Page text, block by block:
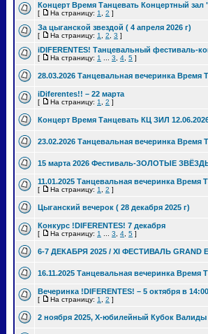
Концерт Время Танцевать Концертный
[ На страницу: 1 2 ]
За цыганской звездой ( 4 апреля 2026 г)
[ На страницу: 1 2 3 ]
iDIFERENTES! Танцевальный фестиваль-
[ На страницу: 1 3 4 5 ]
28.03.2026 Танцевальная вечеринка Время
iDiferentes!! – 22 марта
[ На страницу: 1 2 ]
Концерт Время Танцевать КЦ ЗИЛ
23.02.2026 Танцевальная вечеринка Время
15 марта 2026 Фестиваль-ЗОЛОТЫЕ
11.01.2025 Танцевальная вечеринка Время
[ На страницу: 1 2 ]
Цыганский вечерок ( 28 декабря 2025 г)
Конкурс !DIFERENTES! 7 декабря
[ На страницу: 1 3 4 5 ]
6-7 ДЕКАБРЯ 2025 / XI ФЕСТИВАЛЬ GRAND
16.11.2025 Танцевальная вечеринка Время
Вечеринка !DIFERENTES! – 5 октября в
[ На страницу: 1 2 ]
2 ноября 2025, Х-юбилейный Кубок Валиды